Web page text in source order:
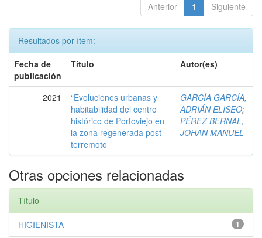
Anterior 1 Siguiente
Resultados por ítem:
Fecha de
publicación
Título Autor(es)
2021
“Evoluciones urbanas y
habitabilidad del centro
histórico de Portoviejo en
la zona regenerada post
terremoto
GARCÍA GARCÍA,
ADRIÁN ELISEO;
PÉREZ BERNAL,
JOHAN MANUEL
Otras opciones relacionadas
Título
1
HIGIENISTA